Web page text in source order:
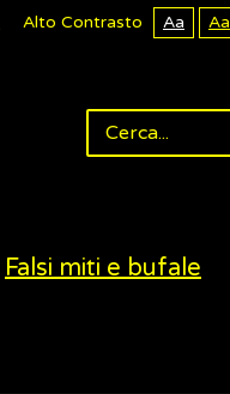
Alto Contrasto Aa Aa
Falsi miti e bufale